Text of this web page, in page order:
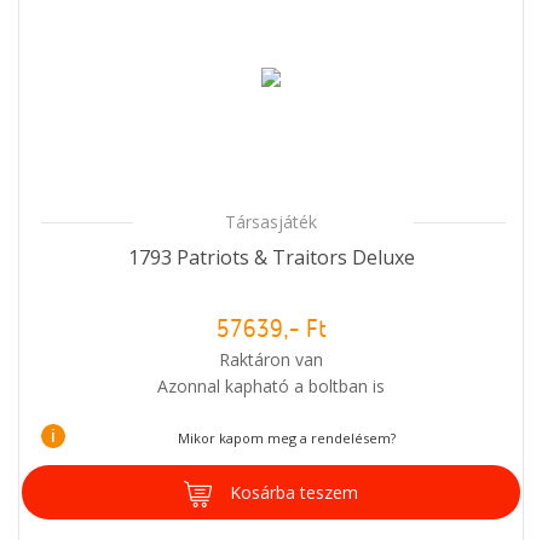
Társasjáték
1793 Patriots & Traitors Deluxe
57639,- Ft
Raktáron van
Azonnal kapható a boltban is
i Mikor kapom meg a rendelésem?
Kosárba teszem